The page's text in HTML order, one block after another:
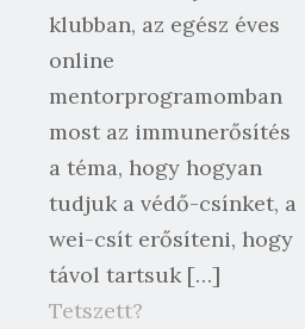
klubban, az egész éves
online
mentorprogramomban
most az immunerősítés
a téma, hogy hogyan
tudjuk a védő-csínket, a
wei-csít erősíteni, hogy
távol tartsuk […]
Tetszett?